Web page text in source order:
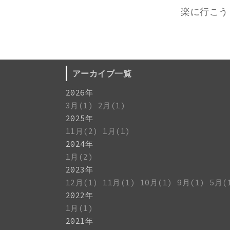
楽に行こう
アーカイブ一覧
2026年
3月(1)
2月(1)
2025年
11月(2)
1月(1)
2024年
1月(2)
2023年
12月(1)
11月(1) 10月(1) 9月(1) 5月
2022年
1月(1)
2021年